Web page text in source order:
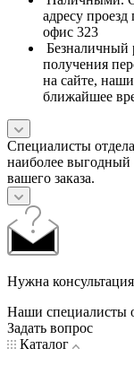
адресу
офис 323
Безналичный
получения
на сайте,
ближайшее
Специалисты
наиболее выгодный
вашего заказа.
Нужна
Наши специалисты
Задать вопрос
Каталог